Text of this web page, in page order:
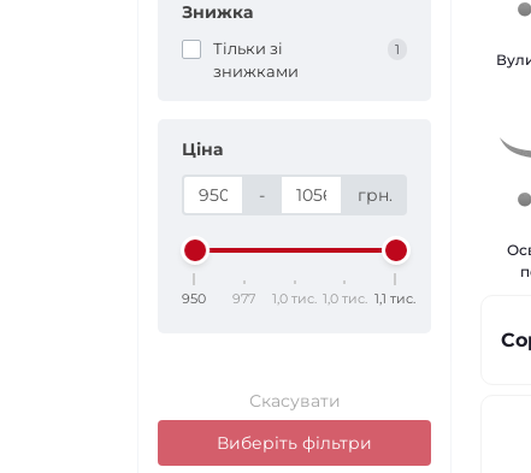
Знижка
Тільки зі
знижками
1
Ціна
- грн.
950 977 1,0 тис. 1,0 тис. 1,1 тис.
Скасувати
Виберіть фільтри